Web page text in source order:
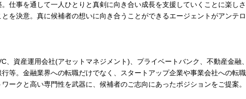
仕事を通して一人ひとりと真剣に向き合い成長を支援していくことに楽しさ
を決意。真に候補者の想いに向き合うことができるエージェントがアンテロ
、資産運用会社(アセットマネジメント)、プライベートバンク、不動産金融、
等。金融業界への転職だけでなく、スタートアップ企業や事業会社への転職
ークと高い専門性を武器に、候補者のご志向にあったポジションをご提案。